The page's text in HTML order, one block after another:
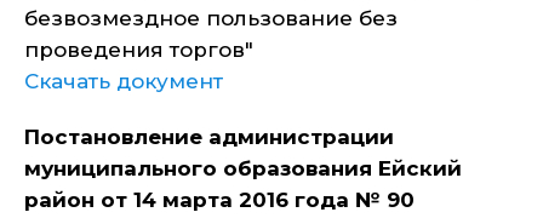
безвозмездное пользование без
проведения торгов"
Скачать документ
Постановление администрации
муниципального образования Ейский
район от 14 марта 2016 года № 90